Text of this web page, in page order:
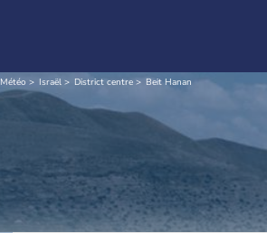
Météo Israël District centre Beit Hanan